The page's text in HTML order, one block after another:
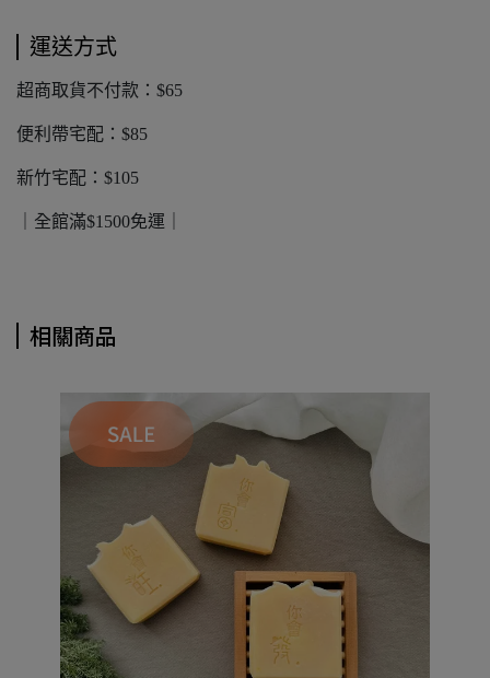
運送方式
超商取貨不付款：$65
便利帶宅配：$85
新竹宅配：$105
｜全館滿$1500免運｜
相關商品